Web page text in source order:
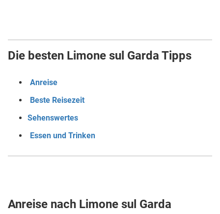
Die besten Limone sul Garda Tipps
Anreise
Beste Reisezeit
Sehenswertes
Essen und Trinken
Anreise nach Limone sul Garda